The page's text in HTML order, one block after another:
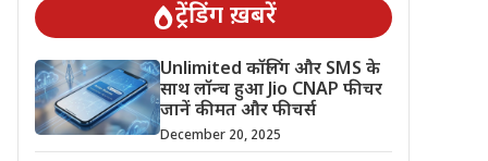
ट्रेंडिंग ख़बरें
Unlimited कॉलिंग और SMS के
साथ लॉन्च हुआ Jio CNAP फीचर
जानें कीमत और फीचर्स
December 20, 2025